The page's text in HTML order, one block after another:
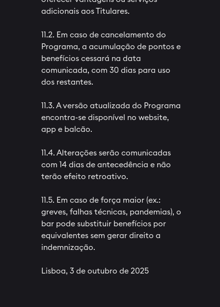
adicionais aos Titulares.
11.2. Em caso de cancelamento do
Programa, a acumulação de pontos e
benefícios cessará na data
comunicada, com 30 dias para uso
dos restantes.
11.3. A versão atualizada do Programa
encontra-se disponível no website,
app e balcão.
11.4. Alterações serão comunicadas
com 14 dias de antecedência e não
terão efeito retroativo.
11.5. Em caso de força maior (ex.:
greves, falhas técnicas, pandemias), o
bar pode substituir benefícios por
equivalentes sem gerar direito a
indemnização.
Lisboa, 3 de outubro de 2025